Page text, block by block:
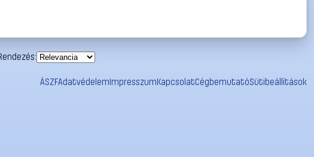
ÁSZFAdatvédelemImpresszumKapcsolatCégbemutatóSütibeállítások